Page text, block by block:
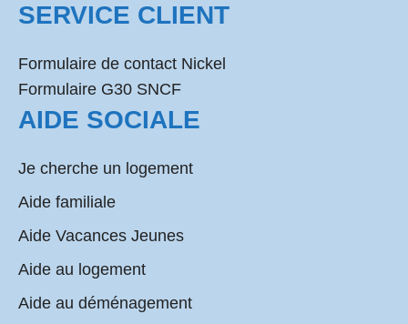
SERVICE CLIENT
Formulaire de contact Nickel
Formulaire G30 SNCF
AIDE SOCIALE
Je cherche un logement
Aide familiale
Aide Vacances Jeunes
Aide au logement
Aide au déménagement